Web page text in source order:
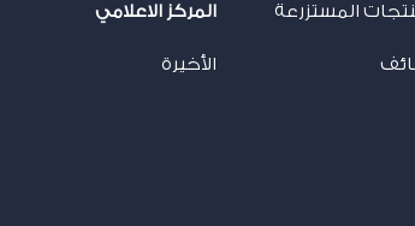
المستزرعة المركز الاعلامي
الأخيرة